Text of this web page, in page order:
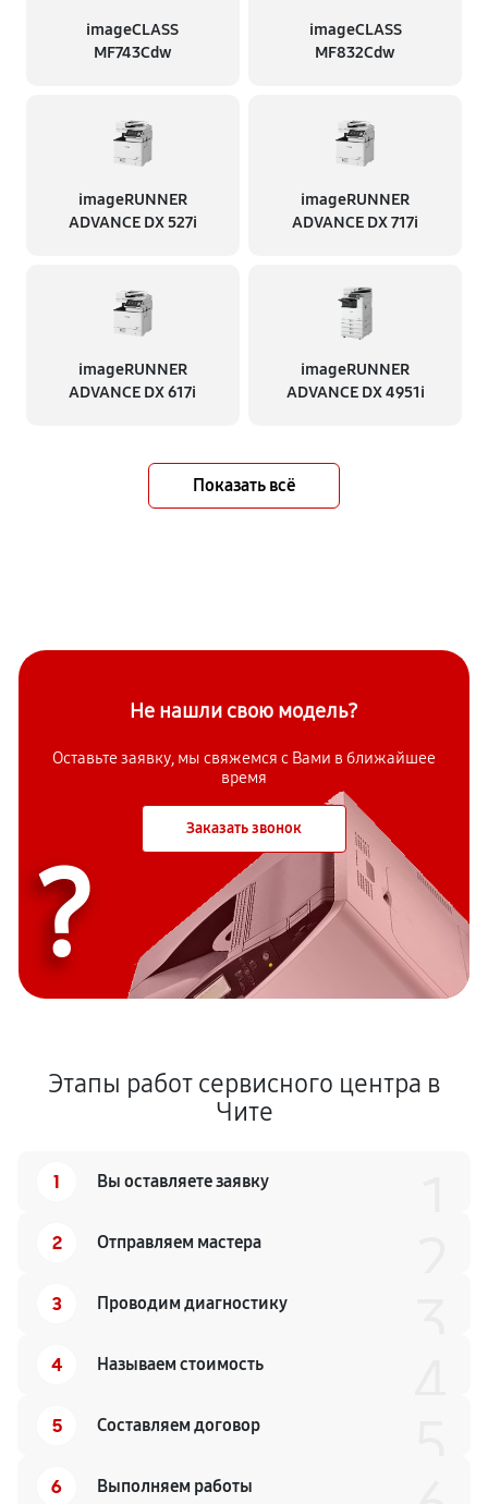
imageCLASS
MF743Cdw
imageCLASS
MF832Cdw
imageRUNNER
ADVANCE DX 527i
imageRUNNER
ADVANCE DX 717i
imageRUNNER
ADVANCE DX 617i
imageRUNNER
ADVANCE DX 4951i
Показать всё
Не нашли свою модель?
Оставьте заявку, мы свяжемся с Вами в ближайшее
время
Заказать звонок
?
Этапы работ сервисного центра в
Чите
1 Вы оставляете заявку
2 Отправляем мастера
3 Проводим диагностику
4 Называем стоимость
5 Составляем договор
6 Выполняем работы